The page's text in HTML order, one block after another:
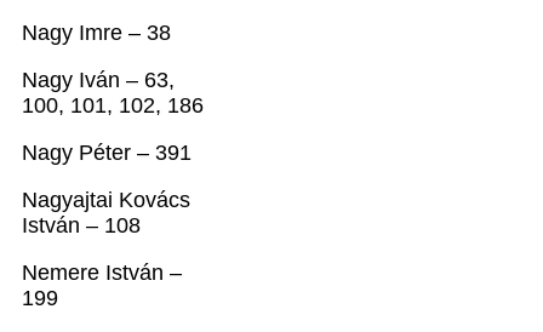
Nagy Imre – 38
Nagy Iván – 63,
100, 101, 102, 186
Nagy Péter – 391
Nagyajtai Kovács
István – 108
Nemere István –
199